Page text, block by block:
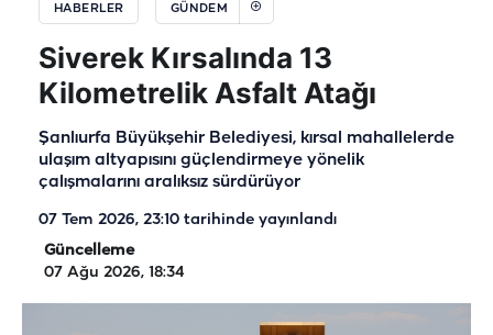
HABERLER GÜNDEM
Siverek Kırsalında 13
Kilometrelik Asfalt Atağı
Şanlıurfa Büyükşehir Belediyesi, kırsal mahallelerde
ulaşım altyapısını güçlendirmeye yönelik
çalışmalarını aralıksız sürdürüyor
07 Tem 2026, 23:10 tarihinde yayınlandı
Güncelleme
07 Ağu 2026, 18:34